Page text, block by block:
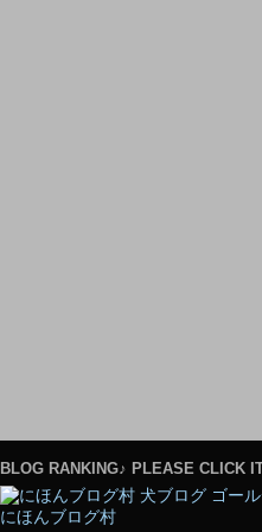
BLOG RANKING♪ PLEASE CLICK
にほんブログ村